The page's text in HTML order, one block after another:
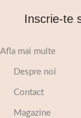
Inscrie-te
Afla mai multe
Despre noi
Contact
Magazine